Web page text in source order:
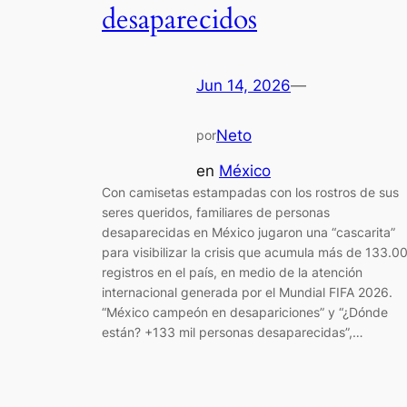
desaparecidos
Jun 14, 2026—
porNeto
en México
Con camisetas estampadas con los rostros de sus
seres queridos, familiares de personas
desaparecidas en México jugaron una “cascarita”
para visibilizar la crisis que acumula más de
registros en el país, en medio de la atención
internacional generada por el Mundial FIFA 2026.
“México campeón en desapariciones” y “¿Dónde
están? +133 mil personas desaparecidas”,…